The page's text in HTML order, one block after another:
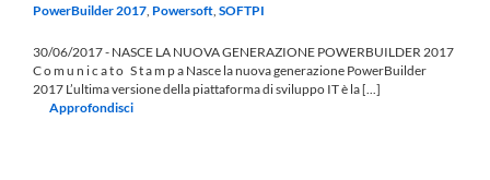
PowerBuilder 2017, Powersoft, SOFTPI
30/06/2017 - NASCE LA NUOVA GENERAZIONE POWERBUILDER 2017
C o m u n i c a t o S t a m p a Nasce la nuova generazione PowerBuilder
2017 L’ultima versione della piattaforma di sviluppo IT è la [...]
Approfondisci